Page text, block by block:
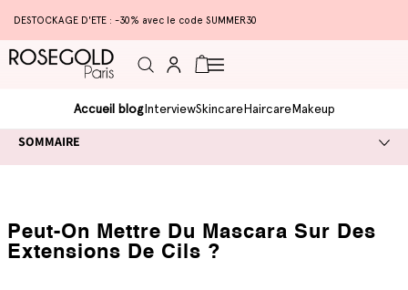
DESTOCKAGE D'ETE : -30% avec le code SUMMER30
ConnexionPanier
Accueil blogInterviewSkincareHaircareMakeup
SOMMAIRE
Peut-On Mettre Du Mascara Sur Des
Extensions De Cils ?